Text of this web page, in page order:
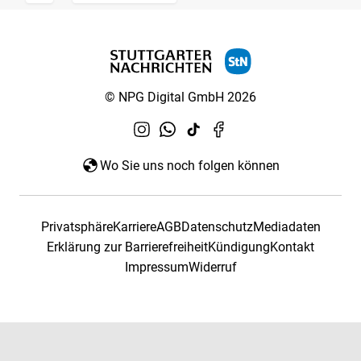
© NPG Digital GmbH 2026
Wo Sie uns noch folgen können
PrivatsphäreKarriereAGBDatenschutzMediadaten
Erklärung zur BarrierefreiheitKündigungKontakt
ImpressumWiderruf